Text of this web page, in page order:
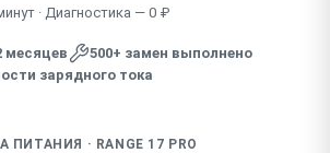
· Диагностика — 0 ₽
месяцев
500+ замен выполнено
зарядного тока
· RANGE 17 PRO